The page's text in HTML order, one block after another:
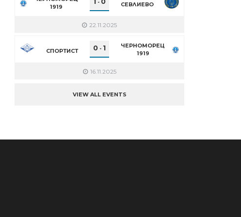
1919
- СЕВЛИЕВО
22.11.2025
СПОРТИСТ 0 - 1
ЧЕРНОМОРЕЦ
1919
16.11.2025
VIEW ALL EVENTS